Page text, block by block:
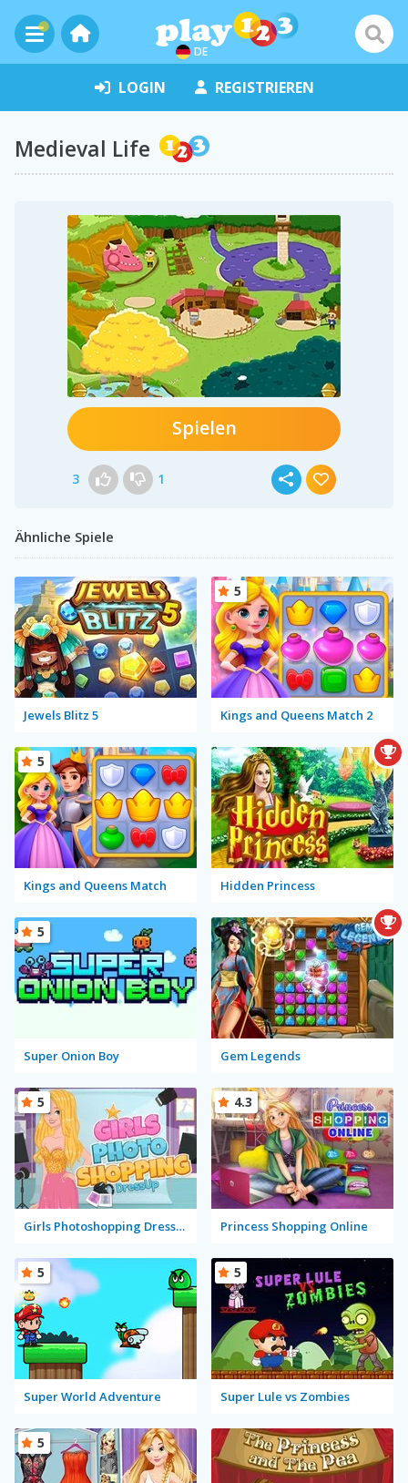
DE
LOGIN REGISTRIEREN
Medieval Life
Spielen
3 1
Ähnliche Spiele
Jewels Blitz 5 Kings and Queens Match 2
5
Kings and Queens Match
5
Hidden Princess
Super Onion Boy
5
Gem Legends
Girls Photoshopping Dressup
5
Princess Shopping Online
4.3
Super World Adventure
5
Super Lule vs Zombies
5
5